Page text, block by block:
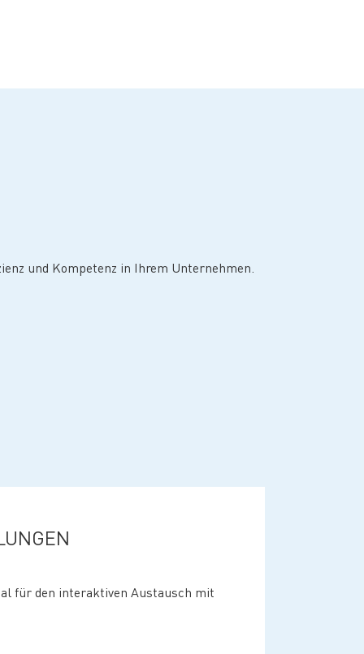
und Kompetenz in Ihrem Unternehmen.
für den interaktiven Austausch mit